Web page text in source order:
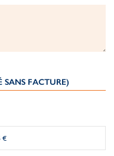
SANS FACTURE)
€